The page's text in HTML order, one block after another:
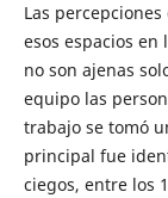
Las
esos espacios en
no son ajenas
equipo las
trabajo se tomó
principal fue
ciegos, entre los